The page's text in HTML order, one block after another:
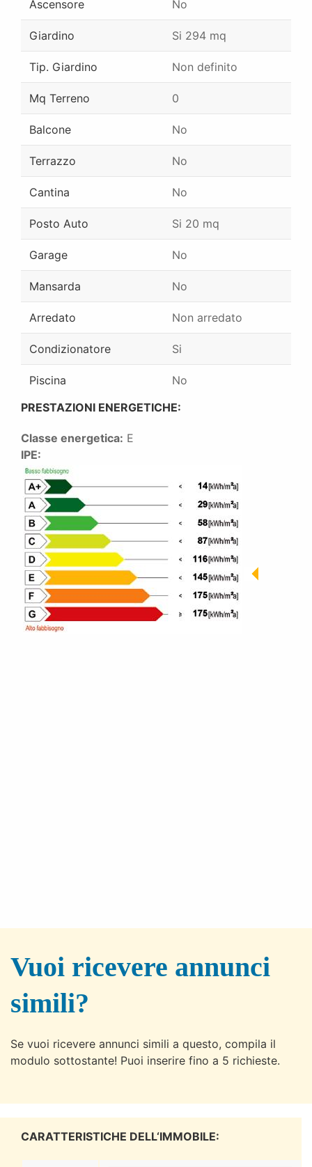
Ascensore No
Giardino Si 294 mq
Tip. Giardino Non definito
Mq Terreno 0
Balcone No
Terrazzo No
Cantina No
Posto Auto Si 20 mq
Garage No
Mansarda No
Arredato Non arredato
Condizionatore Si
Piscina
No
PRESTAZIONI ENERGETICHE:
Classe energetica: E
IPE:
Vuoi ricevere annunci
simili?
Se vuoi ricevere annunci simili a questo, compila il
modulo sottostante! Puoi inserire fino a 5 richieste.
CARATTERISTICHE DELL‘IMMOBILE: